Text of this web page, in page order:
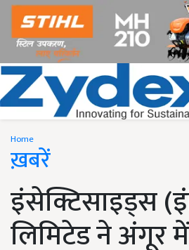
Home
ख़बरें
इंसेक्टिसाइड्स
लिमिटेड ने अंगूर